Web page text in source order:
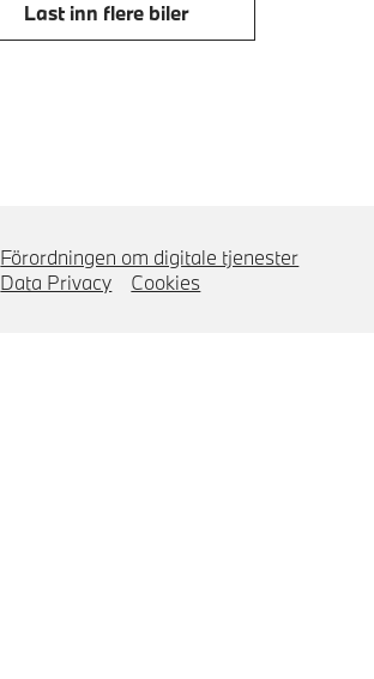
Last inn flere biler
Förordningen om digitale tjenester
Data Privacy
Cookies